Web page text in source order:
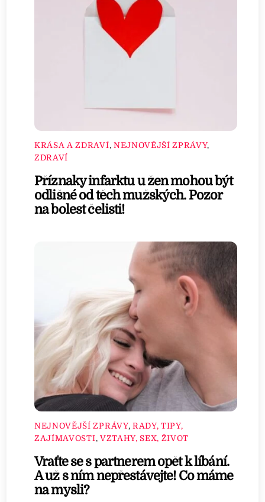
KRÁSA A ZDRAVÍ, NEJNOVĚJŠÍ ZPRÁVY,
ZDRAVÍ
Příznaky infarktu u žen mohou být
odlišné od těch mužských. Pozor
na bolest čelisti!
NEJNOVĚJŠÍ ZPRÁVY, RADY, TIPY,
ZAJÍMAVOSTI, VZTAHY, SEX, ŽIVOT
Vraťte se s partnerem opět k líbání.
A už s ním nepřestávejte! Co máme
na mysli?